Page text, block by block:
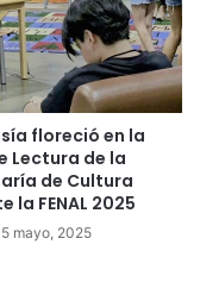
floreció en la
Lectura de la
de Cultura
la FENAL 2025
mayo, 2025